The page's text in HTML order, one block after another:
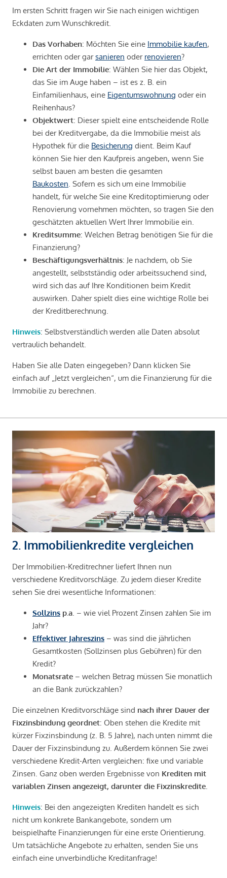
Im ersten Schritt fragen wir Sie nach einigen wichtigen
Eckdaten zum Wunschkredit.
Das Vorhaben: Möchten Sie eine Immobilie kaufen,
errichten oder garsanieren oder renovieren?
Die Art der Immobilie: Wählen Sie hier das Objekt,
das Sie im Auge haben – ist es z. B. ein
Einfamilienhaus, eine Eigentumswohnung oder ein
Reihenhaus?
Objektwert: Dieser spielt eine entscheidende Rolle
bei der Kreditvergabe, da die Immobilie meist als
Hypothek für die Besicherung dient. Beim Kauf
können Sie hier den Kaufpreis angeben, wenn Sie
selbst bauen am besten die gesamten
Baukosten . Sofern es sich um eine Immobilie
handelt, für welche Sie eine Kreditoptimierung oder
Renovierung vornehmen möchten, so tragen Sie den
geschätzten aktuellen Wert Ihrer Immobilie ein.
Kreditsumme: Welchen Betrag benötigen Sie für die
Finanzierung?
Beschäftigungsverhältnis: Je nachdem, ob Sie
angestellt, selbstständig oder arbeitssuchend sind,
wird sich das auf Ihre Konditionen beim Kredit
auswirken. Daher spielt dies eine wichtige Rolle bei
der Kreditberechnung.
Hinweis: Selbstverständlich werden alle Daten absolut
vertraulich behandelt.
Haben Sie alle Daten eingegeben? Dann klicken Sie
einfach auf „Jetzt vergleichen“, um die Finanzierung für die
Immobilie zu berechnen.
2. Immobilienkredite vergleichen
Der Immobilien-Kreditrechner liefert Ihnen nun
verschiedene Kreditvorschläge. Zu jedem dieser Kredite
sehen Sie drei wesentliche Informationen:
Sollzins p.a . – wie viel Prozent Zinsen zahlen Sie im
Jahr?
Effektiver Jahreszins – was sind die jährlichen
Gesamtkosten (Sollzinsen plus Gebühren) für den
Kredit?
Monatsrate – welchen Betrag müssen Sie monatlich
an die Bank zurückzahlen?
Die einzelnen Kreditvorschläge sind nach ihrer Dauer der
Fixzinsbindung geordnet: Oben stehen die Kredite mit
kürzer Fixzinsbindung (z. B. 5 Jahre), nach unten nimmt die
Dauer der Fixzinsbindung zu. Außerdem können Sie zwei
verschiedene Kredit-Arten vergleichen: fixe und variable
Zinsen. Ganz oben werden Ergebnisse von Krediten mit
variablen Zinsen angezeigt, darunter die Fixzinskredite
Hinweis: Bei den angezeigten Krediten handelt es sich
nicht um konkrete Bankangebote, sondern um
beispielhafte Finanzierungen für eine erste Orientierung.
Um tatsächliche Angebote zu erhalten, senden Sie uns
einfach eine unverbindliche Kreditanfrage!